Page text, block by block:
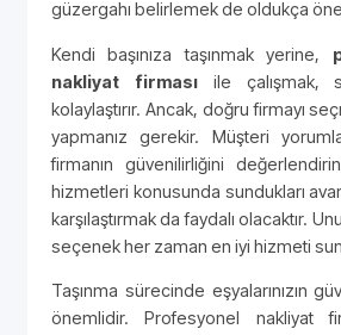
güzergahı belirlemek de oldukça
Kendi başınıza taşınmak yerine,
nakliyat firmasıile çalışmak,
kolaylaştırır. Ancak, doğru firmayı
yapmanız gerekir. Müşteri
firmanın güvenilirliğini
hizmetleri konusunda sundukları
karşılaştırmak da faydalı olacaktır.
seçenek her zaman en iyi hizmeti
Taşınma sürecinde eşyalarınızın
önemlidir. Profesyonel nakliyat